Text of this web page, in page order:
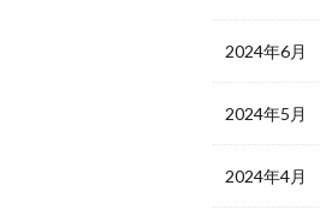
2024年6月
2024年5月
2024年4月